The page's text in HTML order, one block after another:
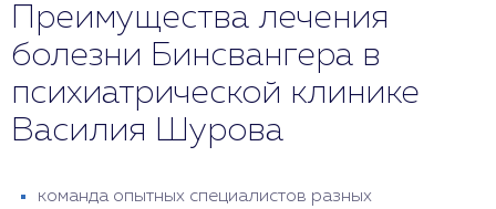
Преимущества лечения
болезни Бинсвангера в
психиатрической клинике
Василия Шурова
команда опытных специалистов разных